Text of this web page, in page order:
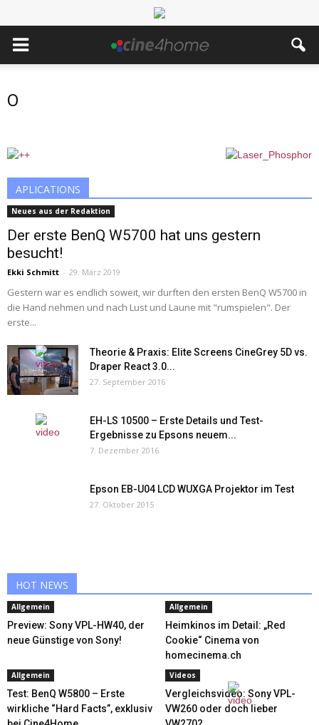
O
APLICATIONS
Neues aus der Redaktion
Der erste BenQ W5700 hat uns gestern
besucht!
Ekki Schmitt - 29. März 2019
Gestern war es endlich soweit, wir durften den ersten BenQ W5700 in
die Hand nehmen und nach Lust und Laune mit "rumspielen". Der
erste...
Theorie & Praxis: Elite Screens CineGrey 5D vs.
Draper React 3.0...
27. September 2016
EH-LS 10500 – Erste Details und Test-
Ergebnisse zu Epsons neuem...
7. Dezember 2016
Epson EB-U04 LCD WUXGA Projektor im Test
27. Oktober 2015
HOT NEWS
Allgemein
Preview: Sony VPL-HW40, der
neue Günstige von Sony!
Allgemein
Heimkinos im Detail: „Red
Cookie“ Cinema von
homecinema.ch
Allgemein
Test: BenQ W5800 – Erste
wirkliche “Hard Facts”, exklusiv
Videos
Vergleichsvideo: Sony VPL-
VW260 oder doch lieber